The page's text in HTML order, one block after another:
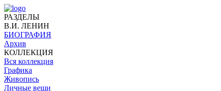
РАЗДЕЛЫ
В.И. ЛЕНИН
БИОГРАФИЯ
Архив
КОЛЛЕКЦИЯ
Вся коллекция
Графика
Живопись
Личные вещи